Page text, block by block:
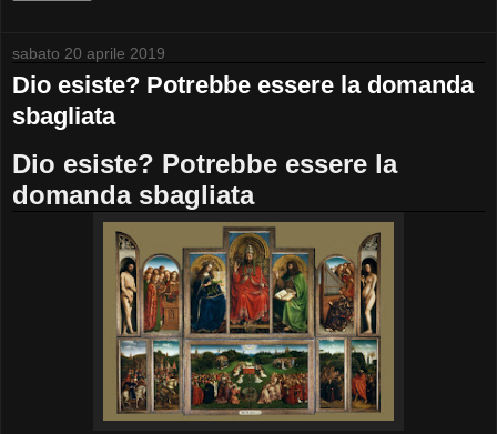
sabato 20 aprile 2019
Dio esiste? Potrebbe essere la domanda
sbagliata
Dio esiste? Potrebbe essere la
domanda sbagliata